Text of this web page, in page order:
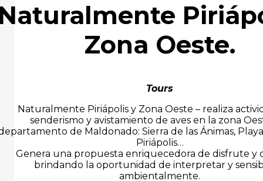
Zona Oeste.
Tours
Naturalmente Piriápolis y Zona Oeste – realiza
senderismo y avistamiento de aves en la zona
de Maldonado: Sierra de las Ánimas,
Piriápolis…
Genera una propuesta enriquecedora de disfrute y
brindando la oportunidad de interpretar y
ambientalmente.